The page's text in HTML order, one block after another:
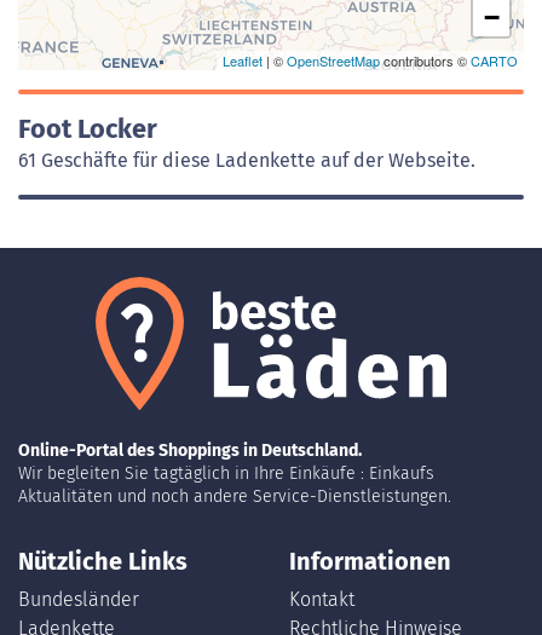
−
Leaflet | ©OpenStreetMapcontributors ©CARTO
Foot Locker
61 Geschäfte für diese Ladenkette auf der Webseite.
Online-Portal des Shoppings in Deutschland.
Wir begleiten Sie tagtäglich in Ihre Einkäufe : Einkaufs
Aktualitäten und noch andere Service-Dienstleistungen.
Nützliche Links
Bundesländer
Ladenkette
Informationen
Kontakt
Rechtliche Hinweise